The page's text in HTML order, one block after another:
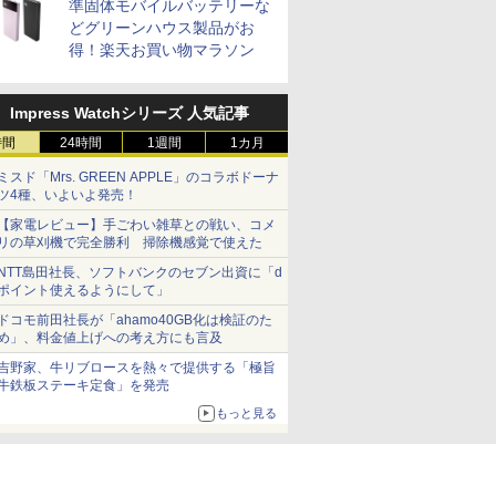
準固体モバイルバッテリーな
どグリーンハウス製品がお
得！楽天お買い物マラソン
Impress Watchシリーズ 人気記事
24時間 1週間 1カ月
スド「Mrs. GREEN APPLE」のコラボドーナ
4種、いよいよ発売！
家電レビュー】手ごわい雑草との戦い、コメ
の草刈機で完全勝利 掃除機感覚で使えた
島田社長、ソフトバンクのセブン出資に「d
イント使えるようにして」
コモ前田社長が「ahamo40GB化は検証のた
」、料金値上げへの考え方にも言及
野家、牛リブロースを熱々で提供する「極旨
鉄板ステーキ定食」を発売
もっと見る